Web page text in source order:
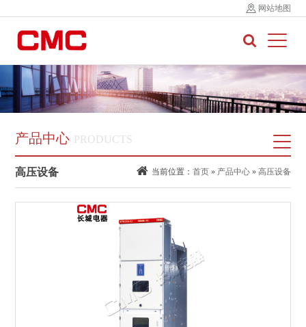
网站地图
产品中心 PRODUCTS
高压设备 当前位置： 首页 » 产品中心 » 高压设备